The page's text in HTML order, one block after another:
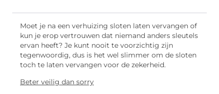
Moet je na een verhuizing sloten laten vervangen of
kun je erop vertrouwen dat niemand anders sleutels
ervan heeft? Je kunt nooit te voorzichtig zijn
tegenwoordig, dus is het wel slimmer om de sloten
toch te laten vervangen voor de zekerheid.
Beter veilig dan sorry